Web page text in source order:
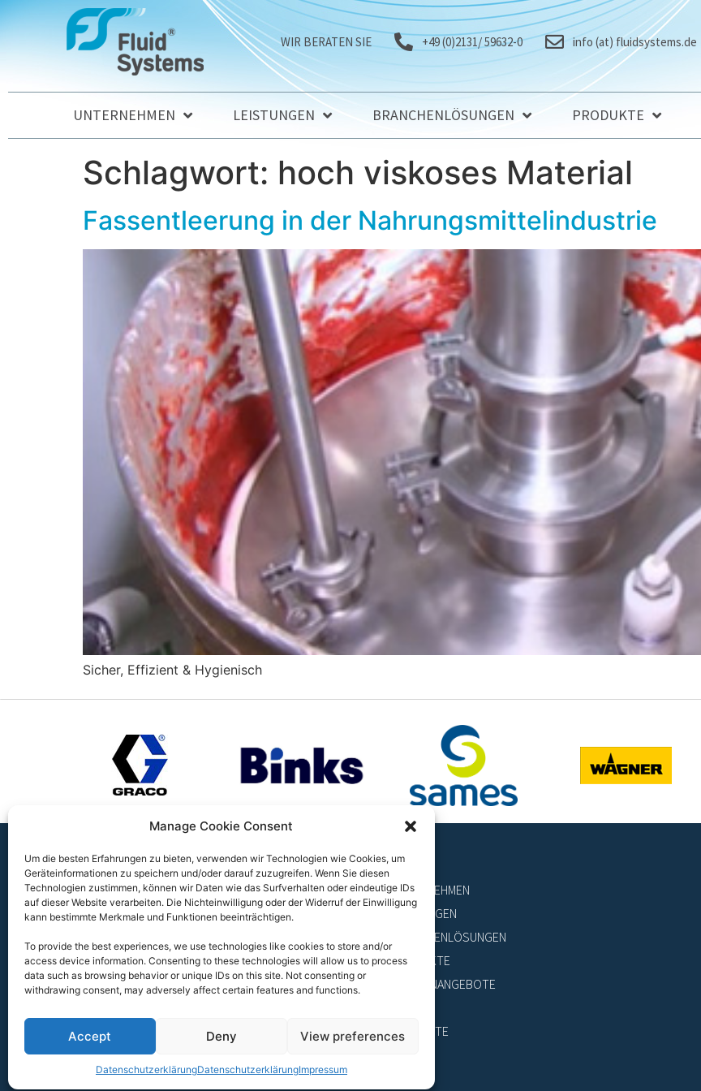
Manage Cookie Consent
Um die besten Erfahrungen zu bieten, verwenden wir Technologien wie Cookies, um
Geräteinformationen zu speichern und/oder darauf zuzugreifen. Wenn Sie diesen
Technologien zustimmen, können wir Daten wie das Surfverhalten oder eindeutige IDs
auf dieser Website verarbeiten. Die Nichteinwilligung oder der Widerruf der Einwilligung
kann bestimmte Merkmale und Funktionen beeinträchtigen.
To provide the best experiences, we use technologies like cookies to store and/or
access device information. Consenting to these technologies will allow us to process
data such as browsing behavior or unique IDs on this site. Not consenting or
withdrawing consent, may adversely affect certain features and functions.
Accept Deny View preferences
DatenschutzerklärungDatenschutzerklärungImpressum
WIR BERATEN SIE +49 (0)2131/ 59632-0 info (at) fluidsystems.de
UNTERNEHMEN LEISTUNGEN BRANCHENLÖSUNGEN PRODUKTE
Schlagwort: hoch viskoses Material
Fassentleerung in der Nahrungsmittelindustrie
Sicher, Effizient & Hygienisch
FLUIDSYSTEMS GMBH & CO. KG
Daimlerstraße 14A, 41564 Kaarst
+49 (0)2131/ 59632-0
info (at) fluidsystems.de
UNTERNEHMEN
LEISTUNGEN
BRANCHENLÖSUNGEN
PRODUKTE
STELLENANGEBOTE
KONTAKTE